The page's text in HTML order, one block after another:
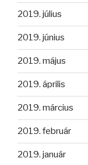
2019. július
2019. június
2019. május
2019. április
2019. március
2019. február
2019. január